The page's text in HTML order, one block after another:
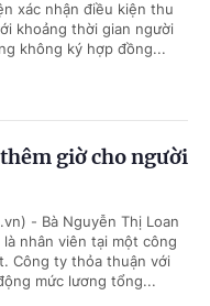
xác nhận điều kiện thu
khoảng thời gian người
không ký hợp đồng...
giờ cho người
- Bà Nguyễn Thị Loan
là nhân viên tại một công
Công ty thỏa thuận với
mức lương tổng...